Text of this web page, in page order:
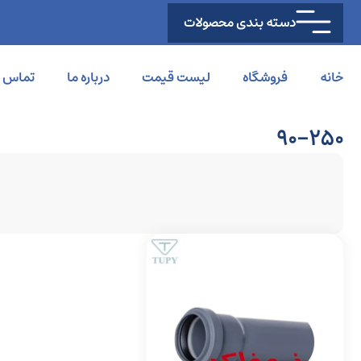
دسته بندی محصولات
خانه فروشگاه لیست قیمت درباره ما تماس
90-250